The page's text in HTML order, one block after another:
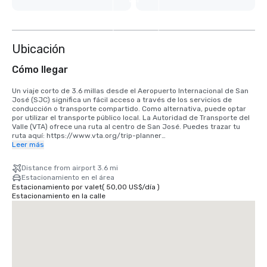
Ubicación
Cómo llegar
Un viaje corto de 3.6 millas desde el Aeropuerto Internacional de San
José (SJC) significa un fácil acceso a través de los servicios de
conducción o transporte compartido. Como alternativa, puede optar
por utilizar el transporte público local. La Autoridad de Transporte del
Valle (VTA) ofrece una ruta al centro de San José. Puedes trazar tu
ruta aquí: https://www.vta.org/trip-planner
mejor opción es hacer el viaje de 40 minutos en coche hacia el sur o
utilizar un servicio de transporte compartido. Alternativamente, puede
usar el tren a través de BART y Caltrain. https://www.bart.gov y
https://www.caltrain.com
Leer más
Distance from airport 3.6 mi
Estacionamiento en el área
Estacionamiento por valet( 50,00 US$/día )
Estacionamiento en la calle